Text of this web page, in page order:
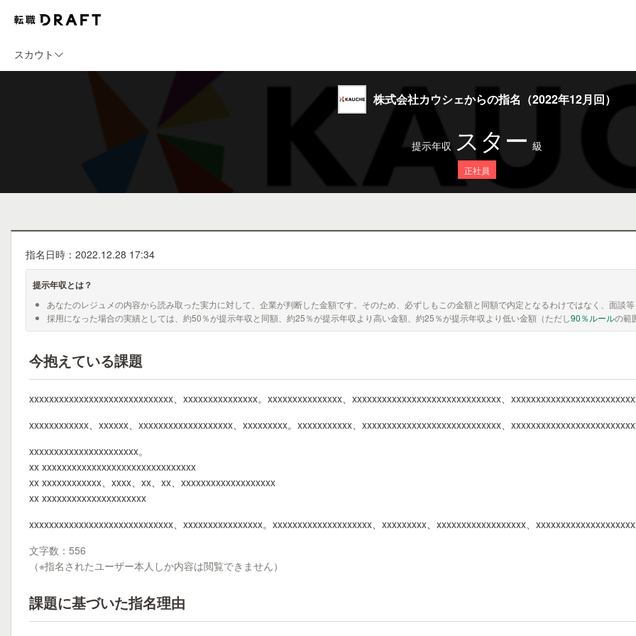
スカウト
株式会社カウシェからの指名（2022年12月回）
提示年収 スター 級
正社員
指名日時：2022.12.28 17:34
提示年収とは？
あなたのレジュメの内容から読み取った実力に対して、企業が判断した金額です。そのため、必ずしもこの金額と同額で内定となるわけではなく、面談等
採用になった場合の実績としては、約50％が提示年収と同額、約25％が提示年収より高い金額、約25％が提示年収より低い金額（ただし90％ルールの範
今抱えている課題
xxxxxxxxxxxxxxxxxxxxxxxxxxxxx、xxxxxxxxxxxxxxx。xxxxxxxxxxxxxxx、xxxxxxxxxxxxxxxxxxxxxxxxxxxxxx、
xxxxxxxxxxxx、xxxxxx、xxxxxxxxxxxxxxxxxxx、xxxxxxxxx。xxxxxxxxxxx、xxxxxxxxxxxxxxxxxxxxxxxxxxxx、
xxxxxxxxxxxxxxxxxxxxxx。
xx xxxxxxxxxxxxxxxxxxxxxxxxxxxxxxx
xx xxxxxxxxxxxx、xxxx、xx、xx、xxxxxxxxxxxxxxxxxxx
xx xxxxxxxxxxxxxxxxxxxxx
xxxxxxxxxxxxxxxxxxxxxxxxxxxxx、xxxxxxxxxxxxxxxx。xxxxxxxxxxxxxxxxxxxx、xxxxxxxxx、xxxxxxxxxxxxxxxxxx、
文字数：556
（※指名されたユーザー本人しか内容は閲覧できません）
課題に基づいた指名理由